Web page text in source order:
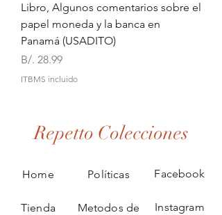
Libro, Algunos comentarios sobre el
papel moneda y la banca en
Panamá (USADITO)
Precio
B/. 28.99
ITBMS incluido
Repetto Colecciones
Home
Tienda
Facebook
Instagram
Políticas
Metodos de